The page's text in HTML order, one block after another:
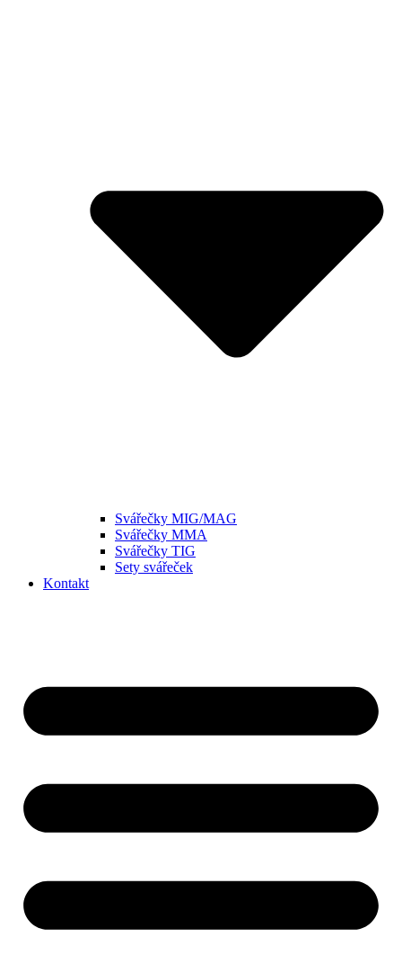
Svářečky MIG/MAG
Svářečky MMA
Svářečky TIG
Sety svářeček
Kontakt